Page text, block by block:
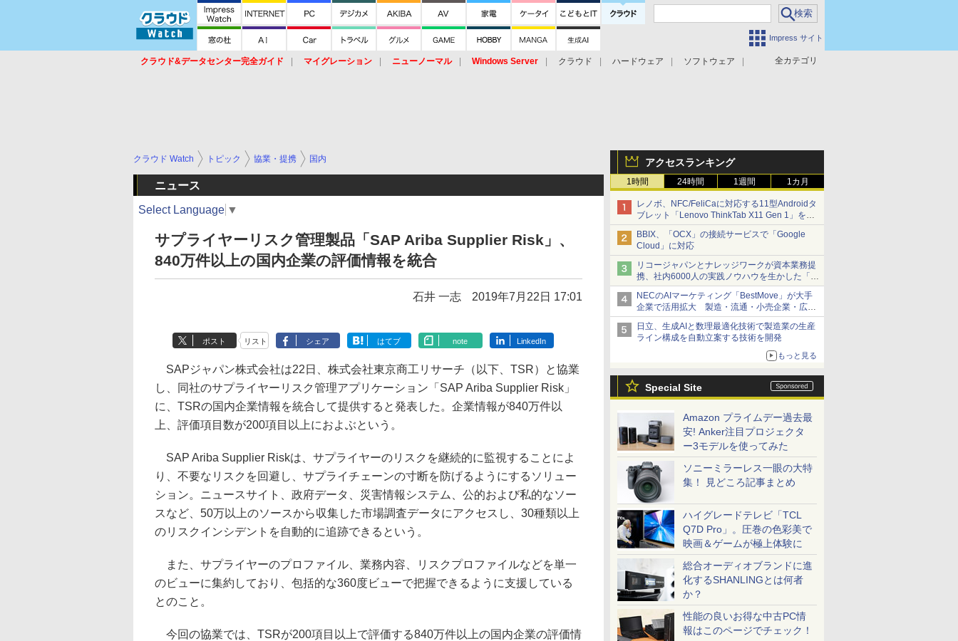
Impress サイト
全カテゴリ
クラウド&データセンター完全ガイド マイグレーション ニューノーマル Windows Server クラウド ハードウェア
ソフトウェア
アクセスランキング
1時間 24時間 1週間 1カ月
レノボ、NFC/FeliCaに対応する11型Androidタ
ブレット「Lenovo ThinkTab X11 Gen 1」を発
売
BBIX、「OCX」の接続サービスで「Google
Cloud」に対応
リコージャパンとナレッジワークが資本業務提
携、社内6000人の実践ノウハウを生かした「AI
商談記録 for RICOH」を展開へ
NECのAIマーケティング「BestMove」が大手
企業で活用拡大 製造・流通・小売企業・広告
代理店などが実装フェーズへ
日立、生成AIと数理最適化技術で製造業の生産
ライン構成を自動立案する技術を開発
もっと見る
Special Site
Amazon プライムデー過去最
安! Anker注目プロジェクタ
ー3モデルを使ってみた
ソニーミラーレス一眼の大特
集！ 見どころ記事まとめ
ハイグレードテレビ「TCL
Q7D Pro」。圧巻の色彩美で
映画＆ゲームが極上体験に
総合オーディオブランドに進
化するSHANLINGとは何者
か？
性能の良いお得な中古PC情
報はこのページでチェック！
クラウド Watch トピック 協業・提携 国内
ニュース
Select Language ▼
サプライヤーリスク管理製品「SAP Ariba Supplier Risk」、
840万件以上の国内企業の評価情報を統合
石井 一志 2019年7月22日 17:01
ポスト リスト シェア はてブ note LinkedIn
SAPジャパン株式会社は22日、株式会社東京商工リサーチ（以下、TSR）と協業
し、同社のサプライヤーリスク管理アプリケーション「SAP Ariba Supplier Risk」
に、TSRの国内企業情報を統合して提供すると発表した。企業情報が840万件以
上、評価項目数が200項目以上におよぶという。
SAP Ariba Supplier Riskは、サプライヤーのリスクを継続的に監視することによ
り、不要なリスクを回避し、サプライチェーンの寸断を防げるようにするソリュー
ション。ニュースサイト、政府データ、災害情報システム、公的および私的なソー
スなど、50万以上のソースから収集した市場調査データにアクセスし、30種類以上
のリスクインシデントを自動的に追跡できるという。
また、サプライヤーのプロファイル、業務内容、リスクプロファイルなどを単一
のビューに集約しており、包括的な360度ビューで把握できるように支援している
とのこと。
今回の協業では、TSRが200項目以上で評価する840万件以上の国内企業の評価情